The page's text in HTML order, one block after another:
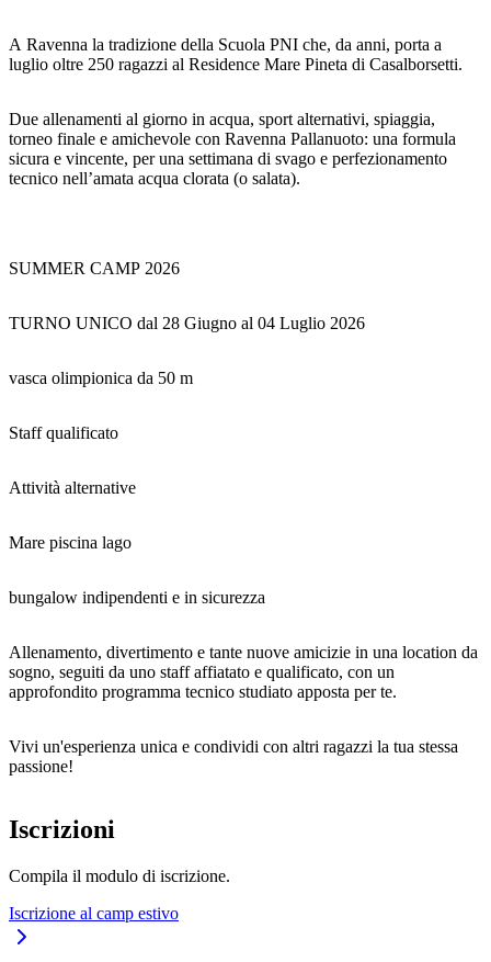
A Ravenna la tradizione della Scuola PNI che, da anni, porta a
luglio oltre 250 ragazzi al Residence Mare Pineta di Casalborsetti.
Due allenamenti al giorno in acqua, sport alternativi, spiaggia,
torneo finale e amichevole con Ravenna Pallanuoto: una formula
sicura e vincente, per una settimana di svago e perfezionamento
tecnico nell’amata acqua clorata (o salata).
SUMMER CAMP 2026
TURNO UNICO dal 28 Giugno al 04 Luglio 2026
vasca olimpionica da 50 m
Staff qualificato
Attività alternative
Mare piscina lago
bungalow indipendenti e in sicurezza
Allenamento, divertimento e tante nuove amicizie in una location da
sogno, seguiti da uno staff affiatato e qualificato, con un
approfondito programma tecnico studiato apposta per te.
Vivi un'esperienza unica e condividi con altri ragazzi la tua stessa
passione!
Iscrizioni
Compila il modulo di iscrizione.
Iscrizione al camp estivo